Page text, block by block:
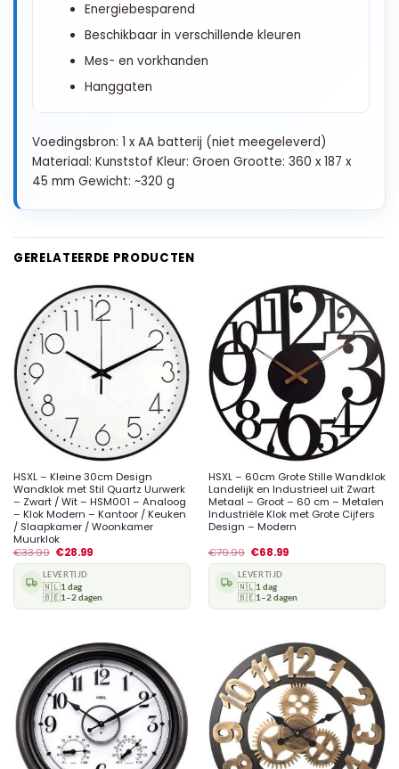
Energiebesparend
Beschikbaar in verschillende kleuren
Mes- en vorkhanden
Hanggaten
Voedingsbron: 1 x AA batterij (niet meegeleverd)
Materiaal: Kunststof Kleur: Groen Grootte: 360 x 187 x
45 mm Gewicht: ~320 g
GERELATEERDE PRODUCTEN
HSXL – Kleine 30cm Design
Wandklok met Stil Quartz Uurwerk
– Zwart / Wit – HSM001 – Analoog
– Klok Modern – Kantoor / Keuken
/ Slaapkamer / Woonkamer
Muurklok
€33.99 €28.99
LEVERTIJD
🇳🇱1 dag
🇧🇪1–2 dagen
HSXL – 60cm Grote Stille Wandklok
Landelijk en Industrieel uit Zwart
Metaal – Groot – 60 cm – Metalen
Industriële Klok met Grote Cijfers
Design – Modern
€79.99 €68.99
LEVERTIJD
🇳🇱1 dag
🇧🇪1–2 dagen